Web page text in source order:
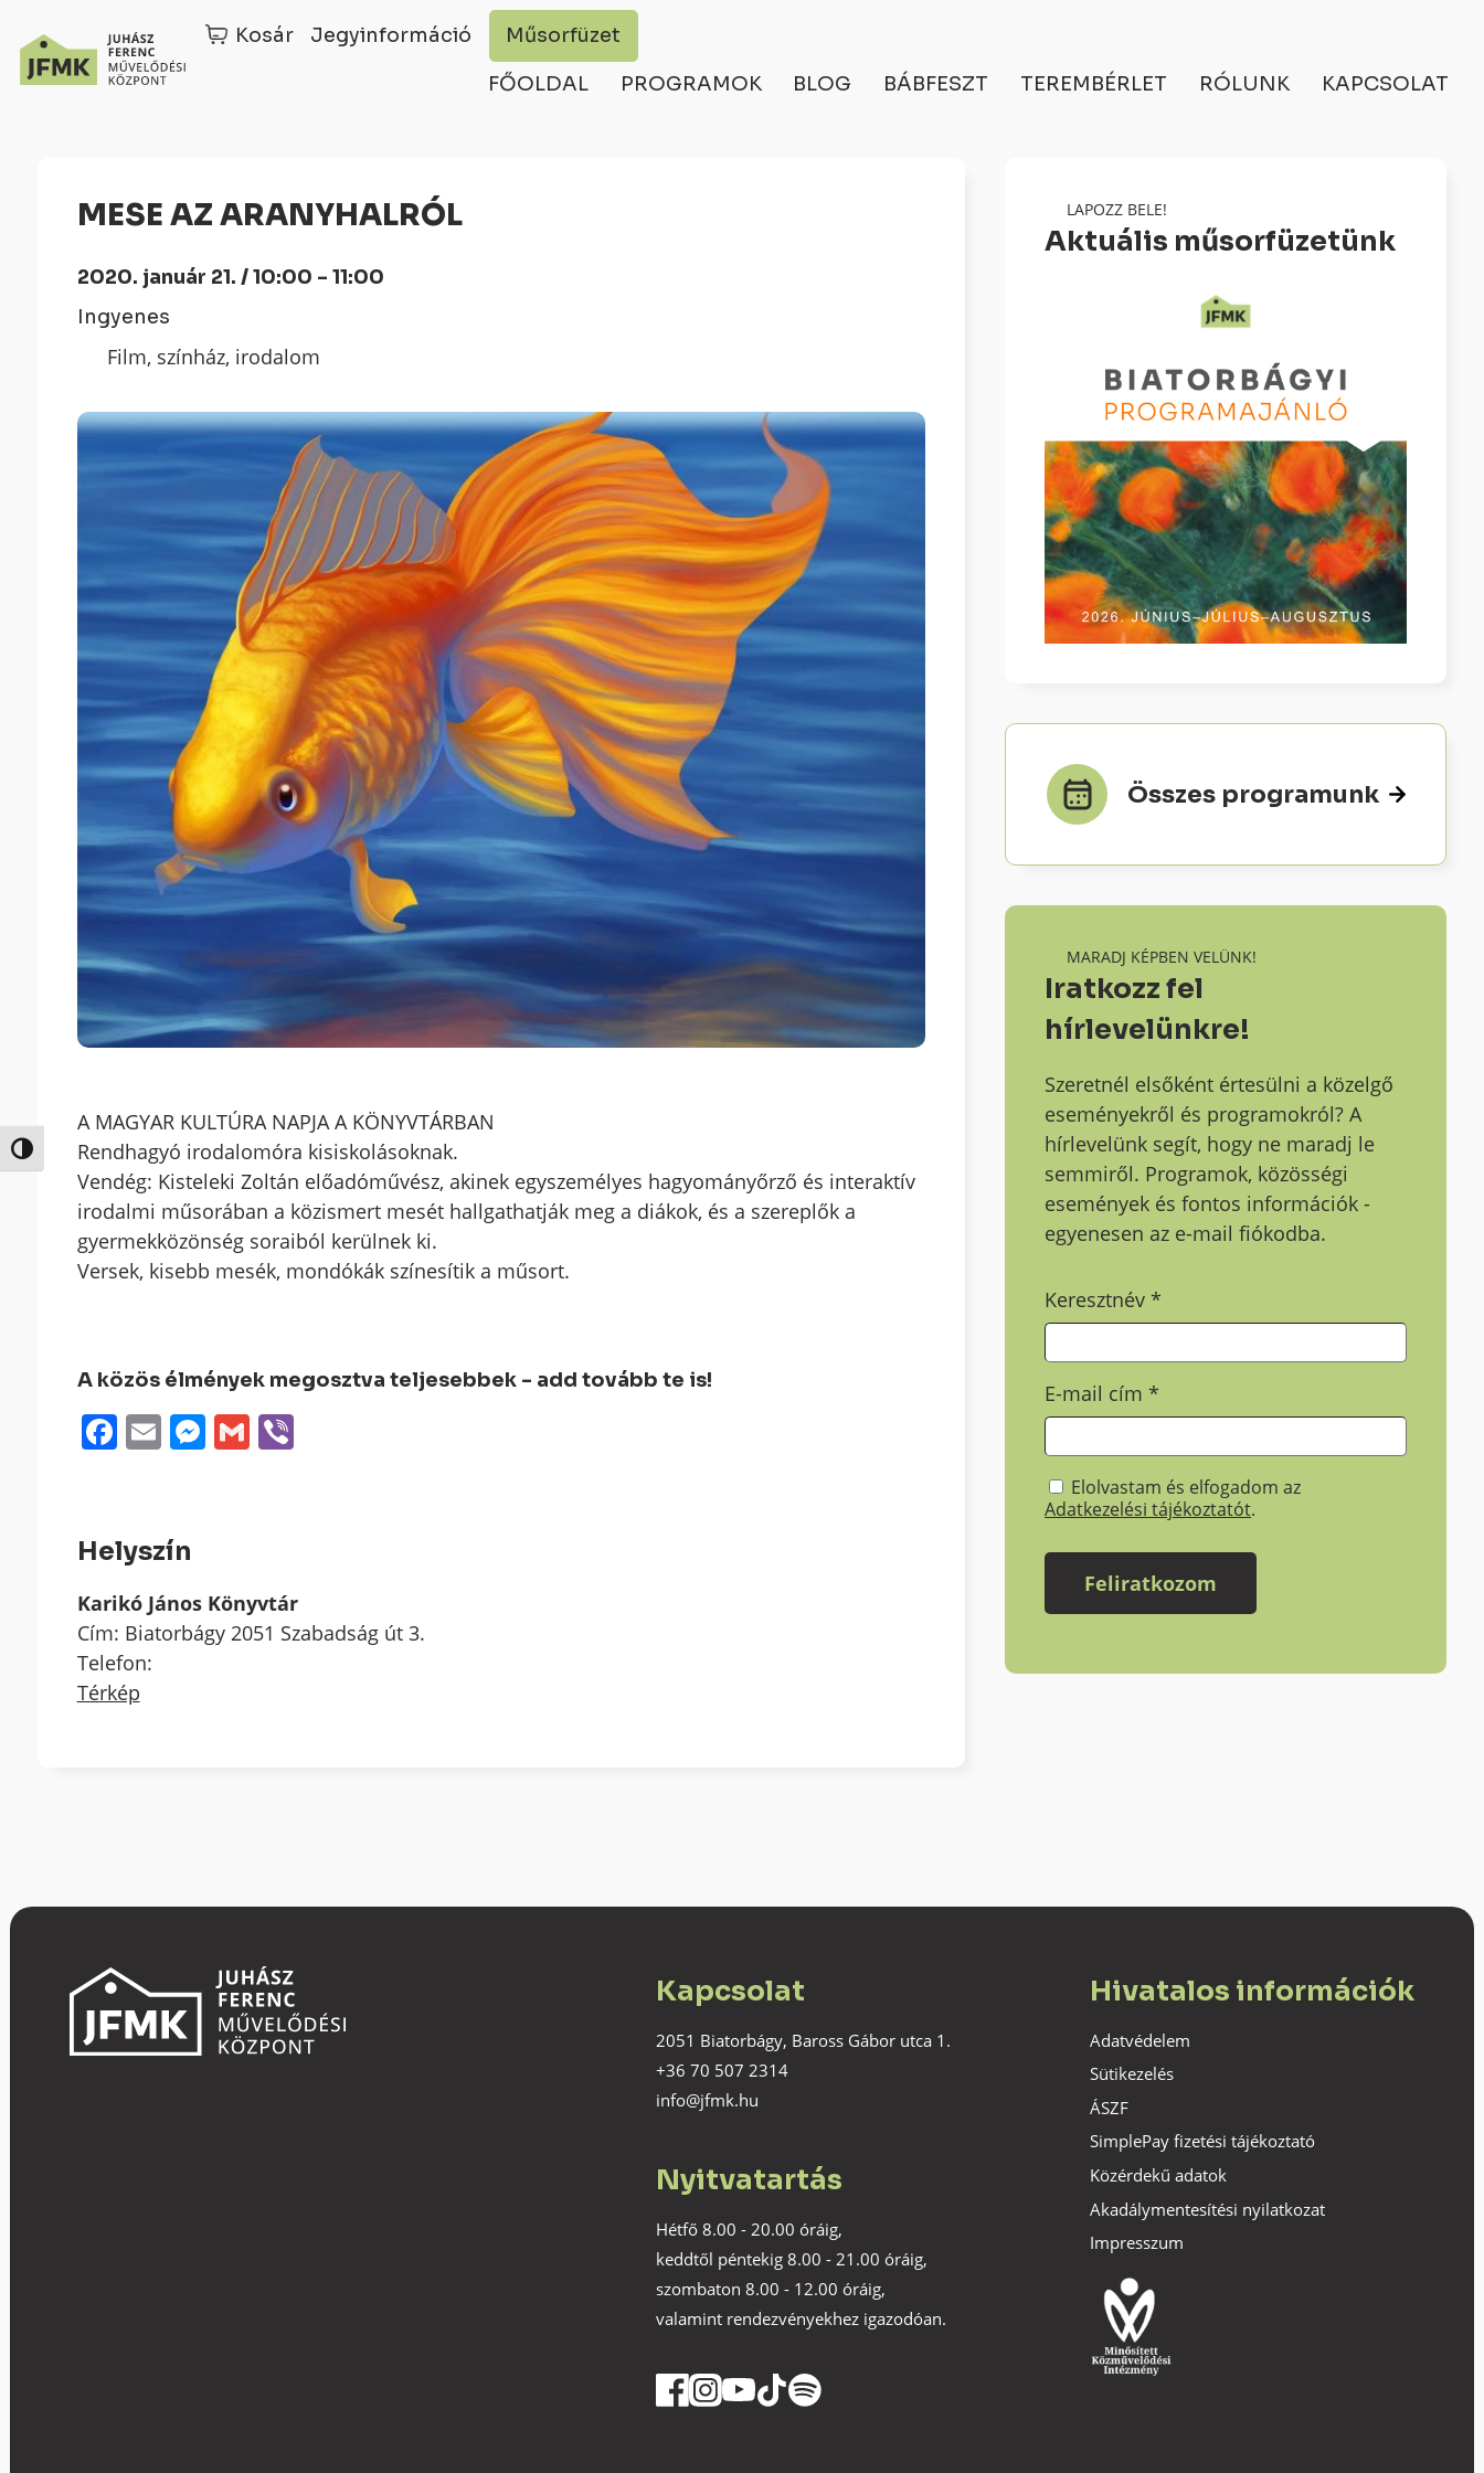
Nagy kontraszt váltása
Kosár Jegyinformáció Műsorfüzet
FŐOLDAL PROGRAMOK BLOG BÁBFESZT TEREMBÉRLET RÓLUNK KAPCSOLAT
MESE AZ ARANYHALRÓL
2020. január 21. / 10:00 - 11:00
Ingyenes
Film, színház, irodalom
A MAGYAR KULTÚRA NAPJA A KÖNYVTÁRBAN
Rendhagyó irodalomóra kisiskolásoknak.
Vendég: Kisteleki Zoltán előadóművész, akinek egyszemélyes hagyományőrző és interaktív
irodalmi műsorában a közismert mesét hallgathatják meg a diákok, és a szereplők a
gyermekközönség soraiból kerülnek ki.
Versek, kisebb mesék, mondókák színesítik a műsort.
A közös élmények megosztva teljesebbek - add tovább te is!
Facebook
EmailMessenger
GmailViber
Helyszín
Karikó János Könyvtár
Cím: Biatorbágy 2051 Szabadság út 3.
Telefon:
Térkép
LAPOZZ BELE!
Aktuális műsorfüzetünk
Összes programunk
MARADJ KÉPBEN VELÜNK!
Iratkozz fel
hírlevelünkre!
Szeretnél elsőként értesülni a közelgő
eseményekről és programokról? A
hírlevelünk segít, hogy ne maradj le
semmiről. Programok, közösségi
események és fontos információk -
egyenesen az e-mail fiókodba.
Keresztnév*
E-mail cím*
Elolvastam és elfogadom az
Adatkezelési tájékoztatót.
Kapcsolat
2051 Biatorbágy, Baross Gábor utca 1.
+36 70 507 2314
info@jfmk.hu
Nyitvatartás
Hétfő 8.00 - 20.00 óráig,
keddtől péntekig 8.00 - 21.00 óráig,
szombaton 8.00 - 12.00 óráig,
valamint rendezvényekhez igazodóan.
Hivatalos információk
Adatvédelem
Sütikezelés
ÁSZF
SimplePay fizetési tájékoztató
Közérdekű adatok
Akadálymentesítési nyilatkozat
Impresszum